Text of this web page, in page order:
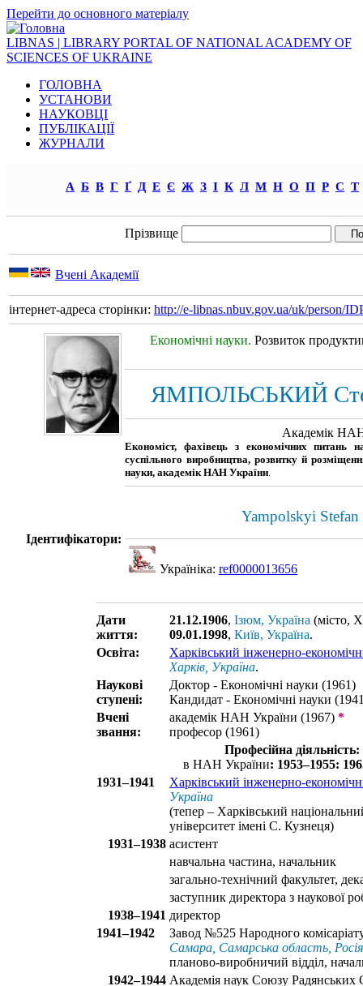
Перейти до основного матеріалу
LIBNAS | LIBRARY PORTAL OF NATIONAL ACADEMY OF
SCIENCES OF UKRAINE
ГОЛОВНА
УСТАНОВИ
НАУКОВЦІ
ПУБЛІКАЦІЇ
ЖУРНАЛИ
А Б В Г Ґ Д Е Є Ж З І К Л М Н О П Р С Т
Прізвище
Вчені Академії
інтернет-адреса сторінки: http://e-libnas.nbuv.gov.ua/uk/person/
Економічні науки. Розвиток
ЯМПОЛЬСЬКИЙ
Академік
Економіст, фахівець з економічних питань
суспільного виробництва, розвитку й
науки, академік НАН України
Yampolskyi
Ідентифікатори:
Україніка: ref0000013656
Дати
життя:
21.12.1906, Ізюм, Україна (місто,
09.01.1998, Київ, Україна.
Освіта:
Харківський інженерно-
Харків, Україна.
Наукові
ступені:
Доктор - Економічні науки (1961)
Кандидат - Економічні науки
Вчені
звання:
академік НАН України (1967) *
професор (1961)
Професійна діяльність:
в НАН України: 1953–1955:
1931–1941
Харківський інженерно-
Україна
(тепер – Харківський
університет імені С. Кузнеця)
1931–1938 асистент
навчальна частина, начальник
загально-технічний факультет,
заступник директора з наукової
1938–1941 директор
1941–1942
Завод №525 Народного
Самара, Самарська область, Росія
планово-виробничий відділ,
1942–1944 Академія наук Союзу Радянських